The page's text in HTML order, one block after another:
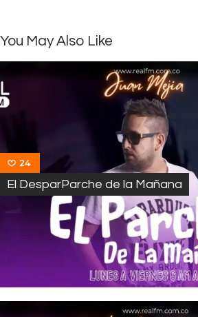
You May Also Like
24
El DesparParche de la Mañana